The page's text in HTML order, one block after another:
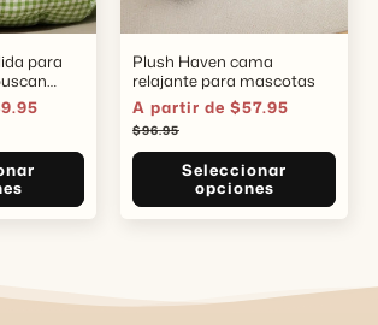
para
Plush Haven cama
relajante para mascotas
Precio
de
oferta
A partir de $57.95
$96.95
Seleccionar
opciones